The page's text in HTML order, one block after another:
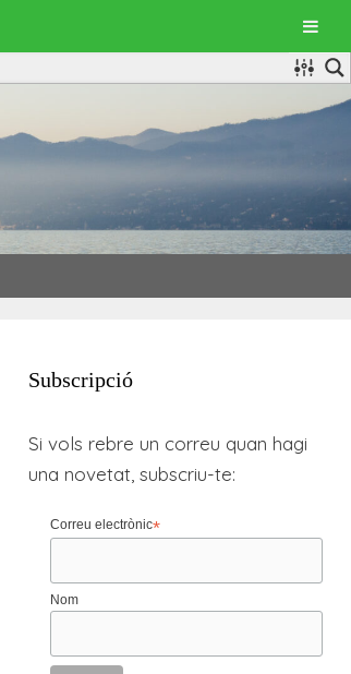
Subscripció
Si vols rebre un correu quan hagi
una novetat, subscriu-te:
Correu electrònic*
Nom